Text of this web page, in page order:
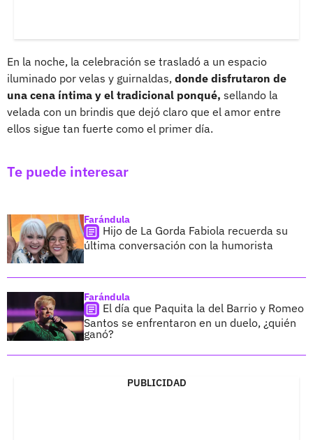
En la noche, la celebración se trasladó a un espacio
iluminado por velas y guirnaldas, donde disfrutaron de
una cena íntima y el tradicional ponqué, sellando la
velada con un brindis que dejó claro que el amor entre
ellos sigue tan fuerte como el primer día.
Te puede interesar
Farándula
Hijo de La Gorda Fabiola recuerda su
última conversación con la humorista
Farándula
El día que Paquita la del Barrio y Romeo
Santos se enfrentaron en un duelo, ¿quién
ganó?
PUBLICIDAD